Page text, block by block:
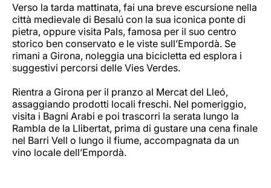
Verso la tarda mattinata, fai una breve escursione nella
città medievale di Besalú con la sua iconica ponte di
pietra, oppure visita Pals, famosa per il suo centro
storico ben conservato e le viste sull’Empordà. Se
rimani a Girona, noleggia una bicicletta ed esplora i
suggestivi percorsi delle Vies Verdes.
Rientra a Girona per il pranzo al Mercat del Lleó,
assaggiando prodotti locali freschi. Nel pomeriggio,
visita i Bagni Arabi e poi trascorri la serata lungo la
Rambla de la Llibertat, prima di gustare una cena finale
nel Barri Vell o lungo il fiume, accompagnata da un
vino locale dell’Empordà.